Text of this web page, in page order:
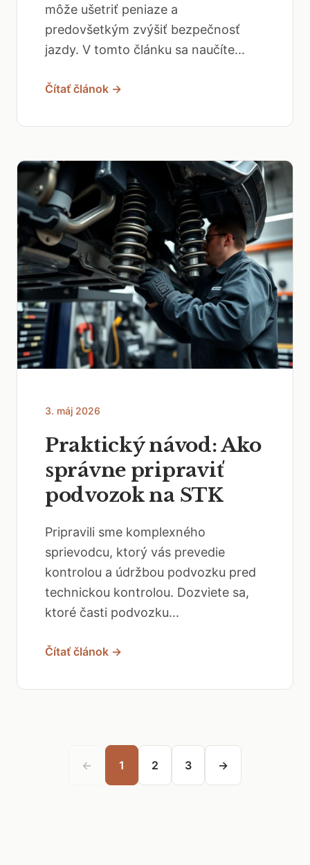
môže ušetriť peniaze a
predovšetkým zvýšiť bezpečnosť
jazdy. V tomto článku sa naučíte...
Čítať článok →
3. máj 2026
Praktický návod: Ako
správne pripraviť
podvozok na STK
Pripravili sme komplexného
sprievodcu, ktorý vás prevedie
kontrolou a údržbou podvozku pred
technickou kontrolou. Dozviete sa,
ktoré časti podvozku...
Čítať článok →
← 1 2 3 →